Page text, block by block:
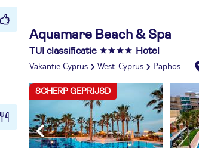
Aquamare Beach & Spa
TUI classificatie Hotel
Vakantie Cyprus West-Cyprus Paphos
SCHERP GEPRIJSD